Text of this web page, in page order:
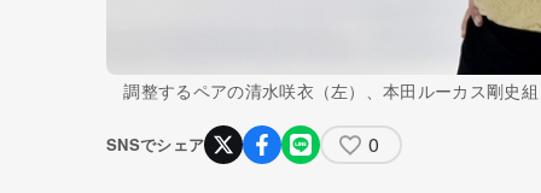
調整するペアの清水咲衣（左）、本田ルーカス剛史
SNSでシェア 0